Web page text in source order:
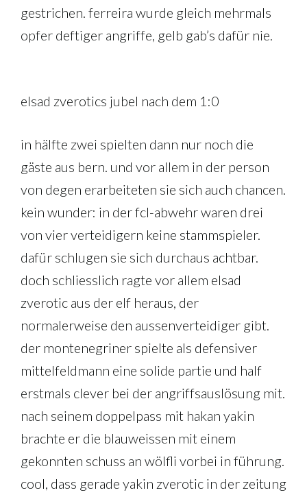
gestrichen. ferreira wurde gleich mehrmals
opfer deftiger angriffe, gelb gab’s dafür nie.
elsad zverotics jubel nach dem 1:0
in hälfte zwei spielten dann nur noch die
gäste aus bern. und vor allem in der person
von degen erarbeiteten sie sich auch chancen.
kein wunder: in der fcl-abwehr waren drei
von vier verteidigern keine stammspieler.
dafür schlugen sie sich durchaus achtbar.
doch schliesslich ragte vor allem elsad
zverotic aus der elf heraus, der
normalerweise den aussenverteidiger gibt.
der montenegriner spielte als defensiver
mittelfeldmann eine solide partie und half
erstmals clever bei der angriffsauslösung mit.
nach seinem doppelpass mit hakan yakin
brachte er die blauweissen mit einem
gekonnten schuss an wölfli vorbei in führung.
cool, dass gerade yakin zverotic in der zeitung